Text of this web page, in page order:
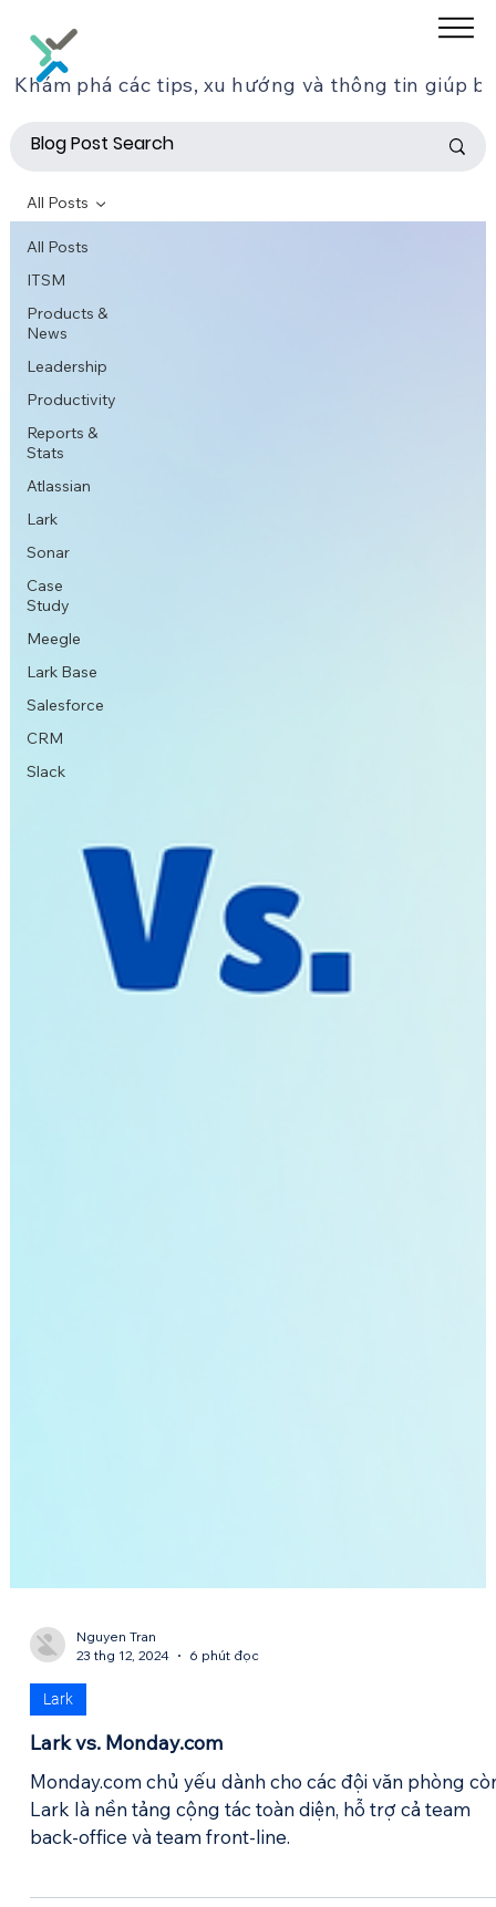
Khám phá các tips, xu hướng và thông tin giúp
All Posts
ITSM
Products &
News
Leadership
Productivity
Reports &
Stats
Atlassian
Lark
Sonar
Case
Study
Meegle
Lark Base
Salesforce
CRM
Slack
All Posts
Lark
Lark vs. Monday.com
Monday.com chủ yếu dành cho các đội văn phòng
Lark là nền tảng cộng tác toàn diện, hỗ trợ cả team